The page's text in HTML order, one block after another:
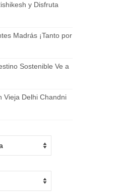
y Disfruta
Madrás ¡Tanto por
Sostenible Ve a
Vieja Delhi Chandni